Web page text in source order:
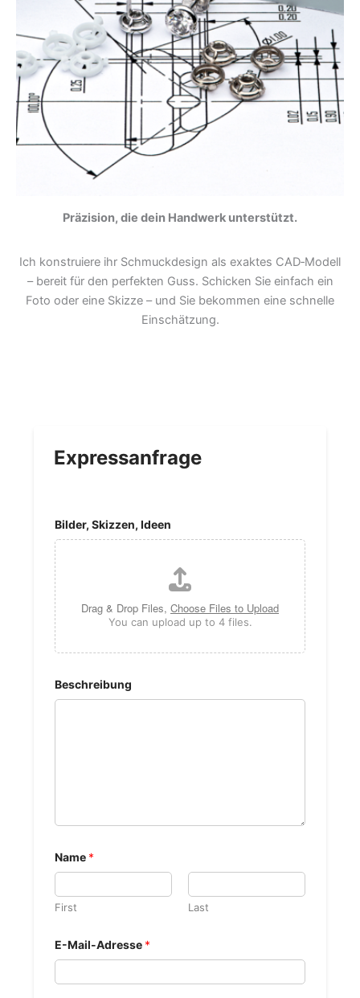
Präzision, die dein Handwerk unterstützt.
Ich konstruiere ihr Schmuckdesign als exaktes CAD‑Modell
– bereit für den perfekten Guss. Schicken Sie einfach ein
Foto oder eine Skizze – und Sie bekommen eine schnelle
Einschätzung.
Expressanfrage
Bilder, Skizzen, Ideen
Drag & Drop Files, Choose Files to Upload
You can upload up to 4 files.
Beschreibung
Name *
First Last
E-Mail-Adresse *